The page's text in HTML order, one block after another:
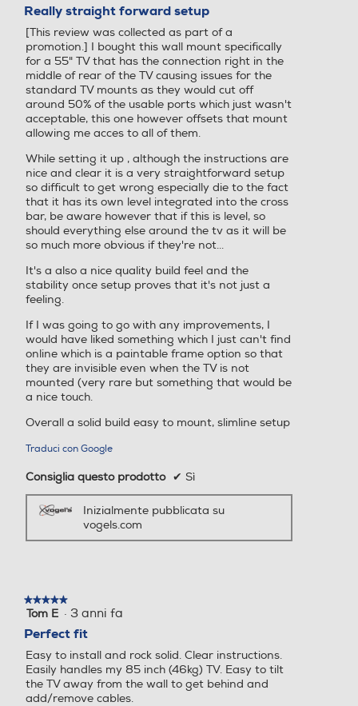
5
stelle.
Really straight forward setup
[This review was collected as part of a
promotion.] I bought this wall mount specifically
for a 55" TV that has the connection right in the
middle of rear of the TV causing issues for the
standard TV mounts as they would cut off
around 50% of the usable ports which just wasn't
acceptable, this one however offsets that mount
allowing me acces to all of them.
While setting it up , although the instructions are
nice and clear it is a very straightforward setup
so difficult to get wrong especially die to the fact
that it has its own level integrated into the cross
bar, be aware however that if this is level, so
should everything else around the tv as it will be
so much more obvious if they're not...
It's a also a nice quality build feel and the
stability once setup proves that it's not just a
feeling.
If I was going to go with any improvements, I
would have liked something which I just can't find
online which is a paintable frame option so that
they are invisible even when the TV is not
mounted (very rare but something that would be
a nice touch.
Overall a solid build easy to mount, slimline setup
Traduci con Google
Consiglia questo prodotto ✔ Sì
Inizialmente pubblicata su
vogels.com
★★★★★
★★★★★
5
5
stelle.
Tom E · 3 anni fa
Perfect fit
Easy to install and rock solid. Clear instructions.
Easily handles my 85 inch (46kg) TV. Easy to tilt
the TV away from the wall to get behind and
add/remove cables.